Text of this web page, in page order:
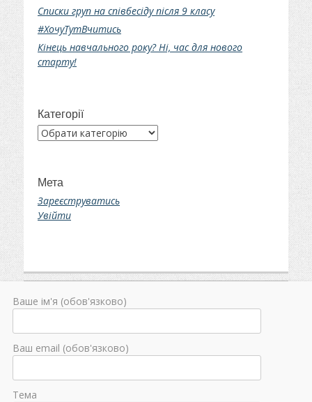
Списки груп на співбесіду після 9 класу
#ХочуТутВчитись
Кінець навчального року? Ні, час для нового
старту!
Категорії
Категорії
Мета
Зареєструватись
Увійти
Ваше ім'я (обов'язково)
Ваш email (обов'язково)
Тема